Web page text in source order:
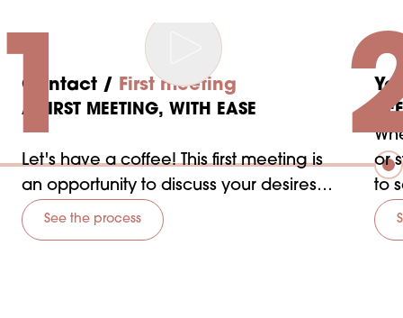
Contact / First meeting
A FIRST MEETING, WITH EASE
Let's have a coffee! This first meeting is
an opportunity to discuss your desires
and your vision in complete
transparency.
See the process
or
to